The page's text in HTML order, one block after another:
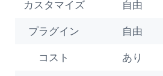
カスタマイズ
自由
プラグイン
自由
コスト
あり